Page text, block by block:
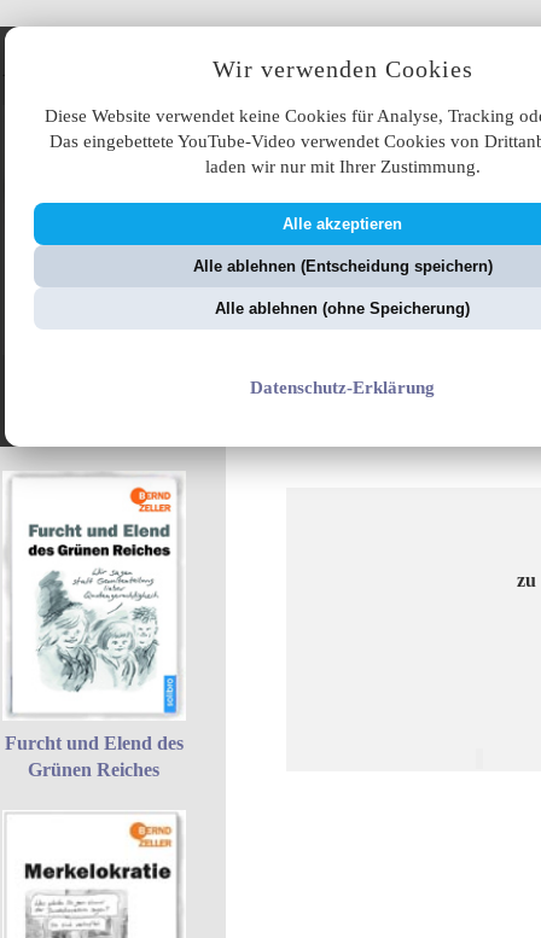
Wir verwenden Cookies
Diese Website verwendet keine Cookies für Analyse, Tracking
Das eingebettete YouTube-Video verwendet Cookies von
laden wir nur mit Ihrer Zustimmung.
Alle akzeptieren
Alle ablehnen (Entscheidung speichern)
Alle ablehnen (ohne Speicherung)
Datenschutz-Erklärung
Angebote
Furcht und Elend des
Grünen Reiches
zu